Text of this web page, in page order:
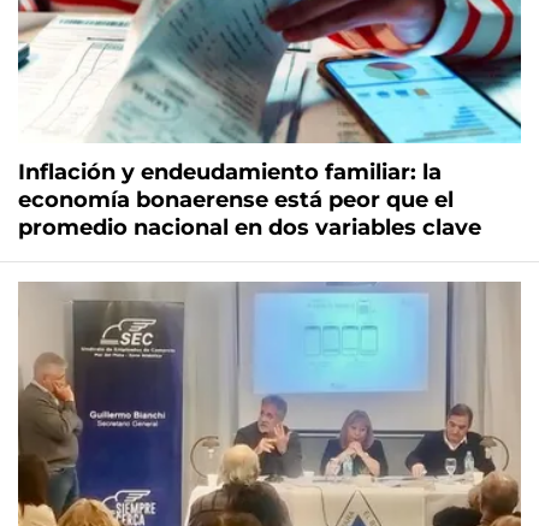
Inflación y endeudamiento familiar: la
economía bonaerense está peor que el
promedio nacional en dos variables clave